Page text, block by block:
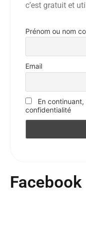
c’est gratuit et
Prénom ou nom
Email
En
confidentialité
Facebook